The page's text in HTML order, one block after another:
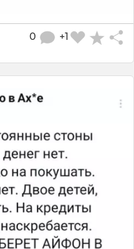
+1
0